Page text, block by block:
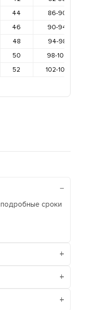
44
86-90
46
90-94
48
94-98
50
98-102
52
102-106
подробные сроки